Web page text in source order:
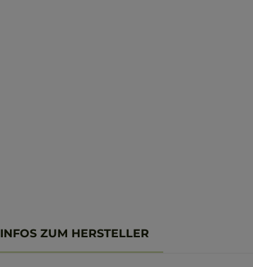
INFOS ZUM HERSTELLER